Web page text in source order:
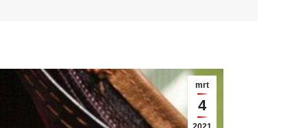
mrt
4